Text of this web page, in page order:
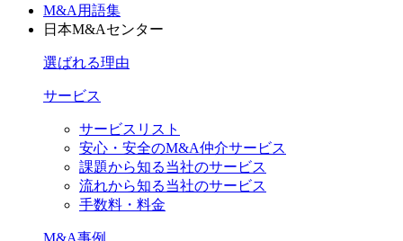
M&A用語集
日本M&Aセンター
選ばれる理由
サービス
サービスリスト
安心・安全のM&A仲介サービス
課題から知る当社のサービス
流れから知る当社のサービス
手数料・料金
M&A事例